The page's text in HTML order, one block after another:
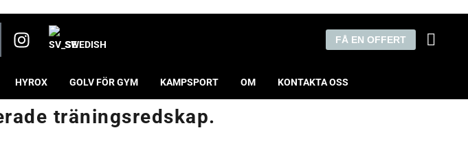
SWEDISH FÅ EN OFFERT
HYROX GOLV FÖR GYM KAMPSPORT OM KONTAKTA OSS
träningsredskap.